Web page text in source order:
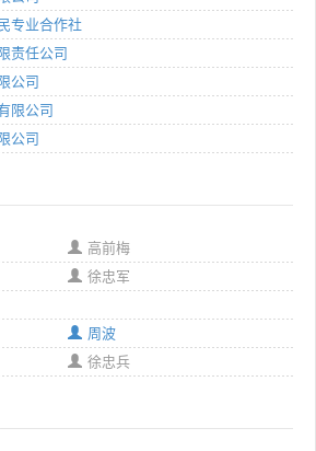
专业合作社
责任公司
公司
限公司
公司
高前梅
徐忠军
周波
徐忠兵